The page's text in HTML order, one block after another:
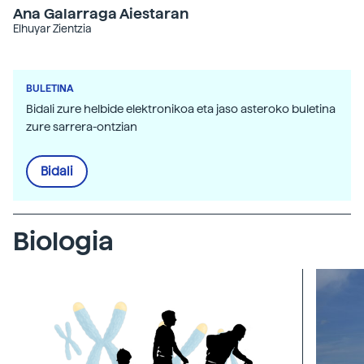
Ana Galarraga Aiestaran
Elhuyar Zientzia
BULETINA
Bidali zure helbide elektronikoa eta jaso asteroko buletina
zure sarrera-ontzian
Bidali
Biologia